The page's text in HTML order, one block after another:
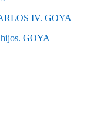
IV. GOYA
hijos. GOYA